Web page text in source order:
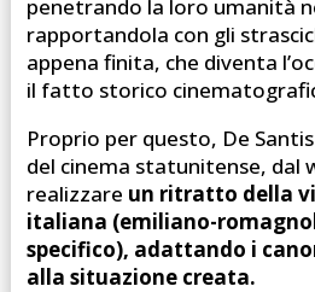
penetrando la loro umanità
rapportandola con gli
appena finita, che diventa
il fatto storico
Proprio per questo, De
del cinema statunitense, dal
realizzare un ritratto della
italiana (emiliano-
specifico), adattando i
alla situazione creata.